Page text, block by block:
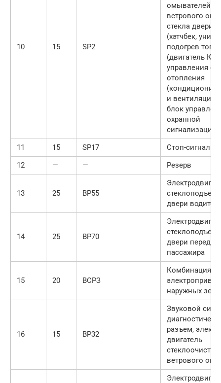
10 15 SP2
омывателей
ветрового
стекла двери
(хэтчбек,
подогрев
(двигатель
управления
отопления
и вентиляции
блок
охранной
сигнализацией
11
15 SP17
Стоп-сигнал
12
— — Резерв
13 25 BP55
двери
14 25 BP70
двери
пассажира
15 20 ВСРЗ
Комбинация
электропривод
наружных
16 15 ВР32
Звуковой
разъем,
двигатель
ветрового